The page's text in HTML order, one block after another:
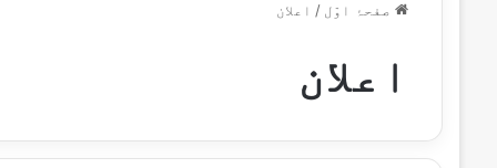
صفحۂ اوّل / اعلان
اعلان